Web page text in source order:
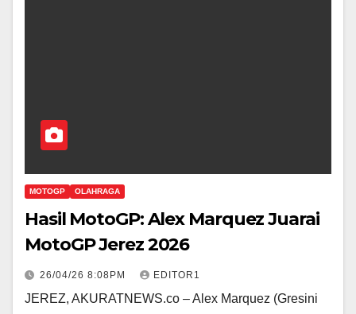
MOTOGP OLAHRAGA
Hasil MotoGP: Alex Marquez Juarai
MotoGP Jerez 2026
26/04/26 8:08PM EDITOR1
JEREZ, AKURATNEWS.co – Alex Marquez (Gresini